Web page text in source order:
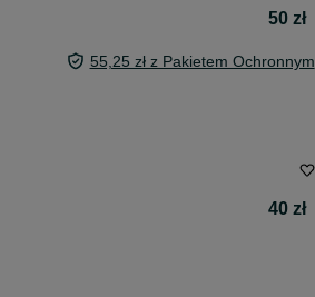
50 zł
55,25 zł z Pakietem Ochronnym
40 zł